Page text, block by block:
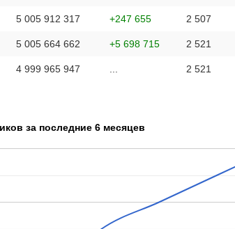
5 005 912 317 +247 655 2 507
5 005 664 662 +5 698 715 2 521
4 999 965 947 2 521
за последние 6 месяцев